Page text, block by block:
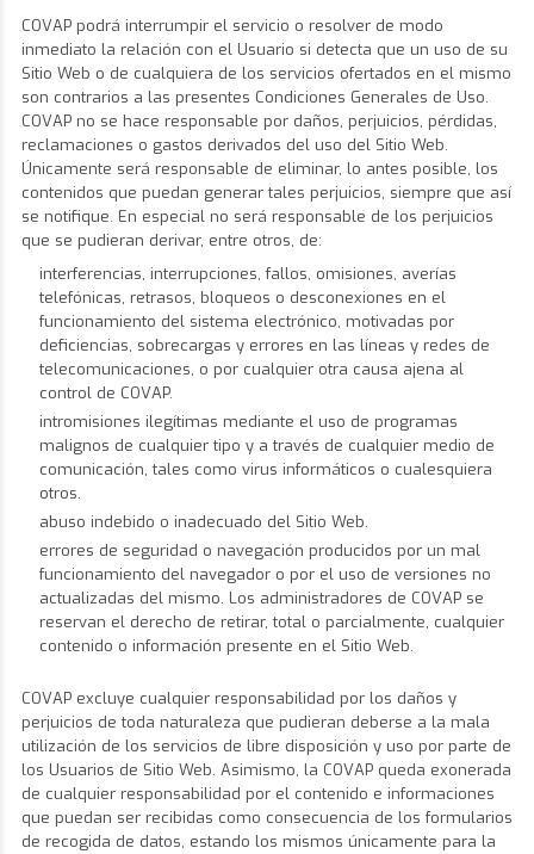
COVAP podrá interrumpir el servicio o resolver de modo
inmediato la relación con el Usuario si detecta que un uso de su
Sitio Web o de cualquiera de los servicios ofertados en el mismo
son contrarios a las presentes Condiciones Generales de Uso.
COVAP no se hace responsable por daños, perjuicios, pérdidas,
reclamaciones o gastos derivados del uso del Sitio Web.
Únicamente será responsable de eliminar, lo antes posible, los
contenidos que puedan generar tales perjuicios, siempre que así
se notifique. En especial no será responsable de los perjuicios
que se pudieran derivar, entre otros, de:
interferencias, interrupciones, fallos, omisiones, averías
telefónicas, retrasos, bloqueos o desconexiones en el
funcionamiento del sistema electrónico, motivadas por
deficiencias, sobrecargas y errores en las líneas y redes de
telecomunicaciones, o por cualquier otra causa ajena al
control de COVAP.
intromisiones ilegítimas mediante el uso de programas
malignos de cualquier tipo y a través de cualquier medio de
comunicación, tales como virus informáticos o cualesquiera
otros.
abuso indebido o inadecuado del Sitio Web.
errores de seguridad o navegación producidos por un mal
funcionamiento del navegador o por el uso de versiones no
actualizadas del mismo. Los administradores de COVAP se
reservan el derecho de retirar, total o parcialmente, cualquier
contenido o información presente en el Sitio Web.
COVAP excluye cualquier responsabilidad por los daños y
perjuicios de toda naturaleza que pudieran deberse a la mala
utilización de los servicios de libre disposición y uso por parte de
los Usuarios de Sitio Web. Asimismo, la COVAP queda exonerada
de cualquier responsabilidad por el contenido e informaciones
que puedan ser recibidas como consecuencia de los formularios
de recogida de datos, estando los mismos únicamente para la